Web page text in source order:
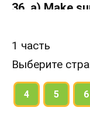
36. a) Make
b) Listen to the
they are:
37. Describe
1 часть
Выберите
4 5 6